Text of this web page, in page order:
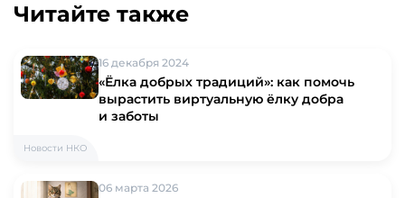
Читайте также
Новости НКО
16 декабря 2024
«Ёлка добрых традиций»: как помочь
вырастить виртуальную ёлку добра
и заботы
06 марта 2026